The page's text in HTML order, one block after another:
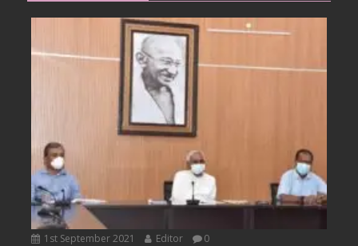
1st September 2021 Editor 0